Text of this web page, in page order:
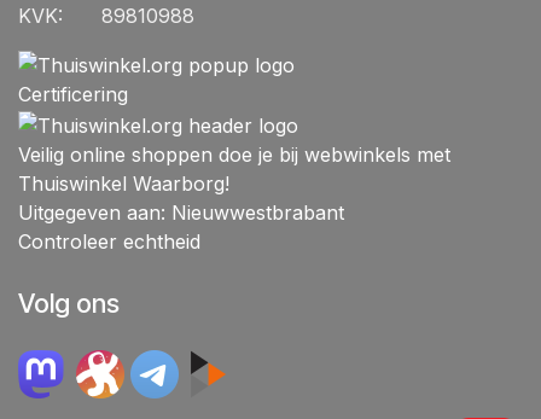
KVK:
​89810988
Certificering
Veilig online shoppen doe je bij webwinkels met
Thuiswinkel Waarborg!
Uitgegeven aan: Nieuwwestbrabant
Controleer echtheid
Volg ons